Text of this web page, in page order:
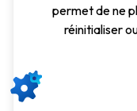
permet de ne
réinitialiser